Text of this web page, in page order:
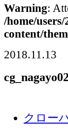
Warning:
/home/
content/
2018.11.13
cg_nagayo02
クロー